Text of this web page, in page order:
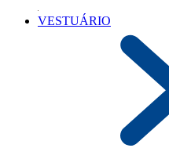
VESTUÁRIO